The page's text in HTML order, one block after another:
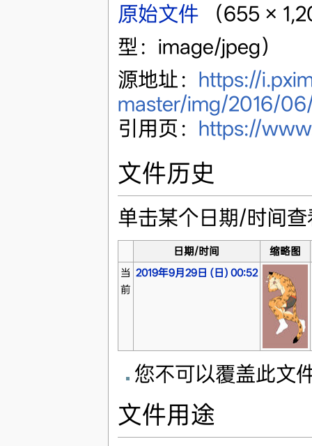
原始文件‎
（655 ×
型：image/jpeg）
源地址： https://
master/img/2016/
引用页： https://
文件历史
单击某个日期/时间
日期/时间
缩略图
当
前
2019年9月29日 (日) 00:52
您不可以覆盖此文
文件用途